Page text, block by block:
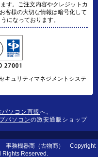
す。ご注文内容やクレジットカ
客様の大切な情報は暗号化して
になっております。
キュリティマネジメントシステ
パソコン直販 へ。
パソコンの激安通販ショップ
事務機器商（古物商） Copyright
Rights Reserved.